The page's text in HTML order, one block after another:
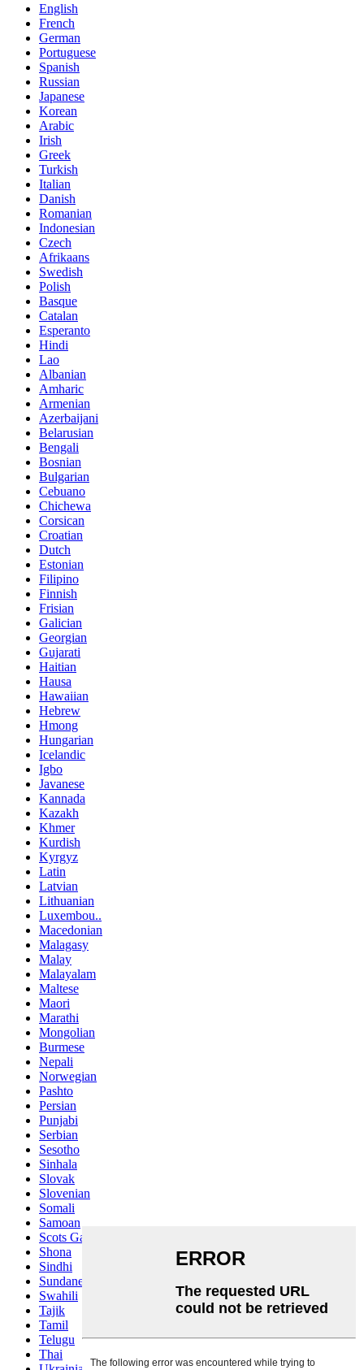
English
French
German
Portuguese
Spanish
Russian
Japanese
Korean
Arabic
Irish
Greek
Turkish
Italian
Danish
Romanian
Indonesian
Czech
Afrikaans
Swedish
Polish
Basque
Catalan
Esperanto
Hindi
Lao
Albanian
Amharic
Armenian
Azerbaijani
Belarusian
Bengali
Bosnian
Bulgarian
Cebuano
Chichewa
Corsican
Croatian
Dutch
Estonian
Filipino
Finnish
Frisian
Galician
Georgian
Gujarati
Haitian
Hausa
Hawaiian
Hebrew
Hmong
Hungarian
Icelandic
Igbo
Javanese
Kannada
Kazakh
Khmer
Kurdish
Kyrgyz
Latin
Latvian
Lithuanian
Luxembou..
Macedonian
Malagasy
Malay
Malayalam
Maltese
Maori
Marathi
Mongolian
Burmese
Nepali
Norwegian
Pashto
Persian
Punjabi
Serbian
Sesotho
Sinhala
Slovak
Slovenian
Somali
Samoan
Scots Gaelic
Shona
Sindhi
Sundanese
Swahili
Tajik
Tamil
Telugu
Thai